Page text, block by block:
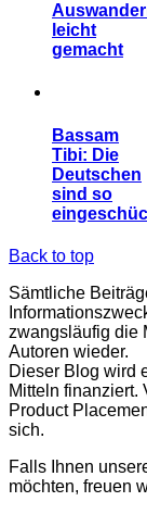
leicht
gemacht
Bassam
Tibi: Die
Deutschen
sind so
Back to top
Sämtliche
zwangsläufig die
Autoren wieder.
Dieser Blog wird
Mitteln finanziert.
Product
sich.
Falls Ihnen
möchten, freuen